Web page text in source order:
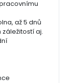
až 5 dnů
aj.